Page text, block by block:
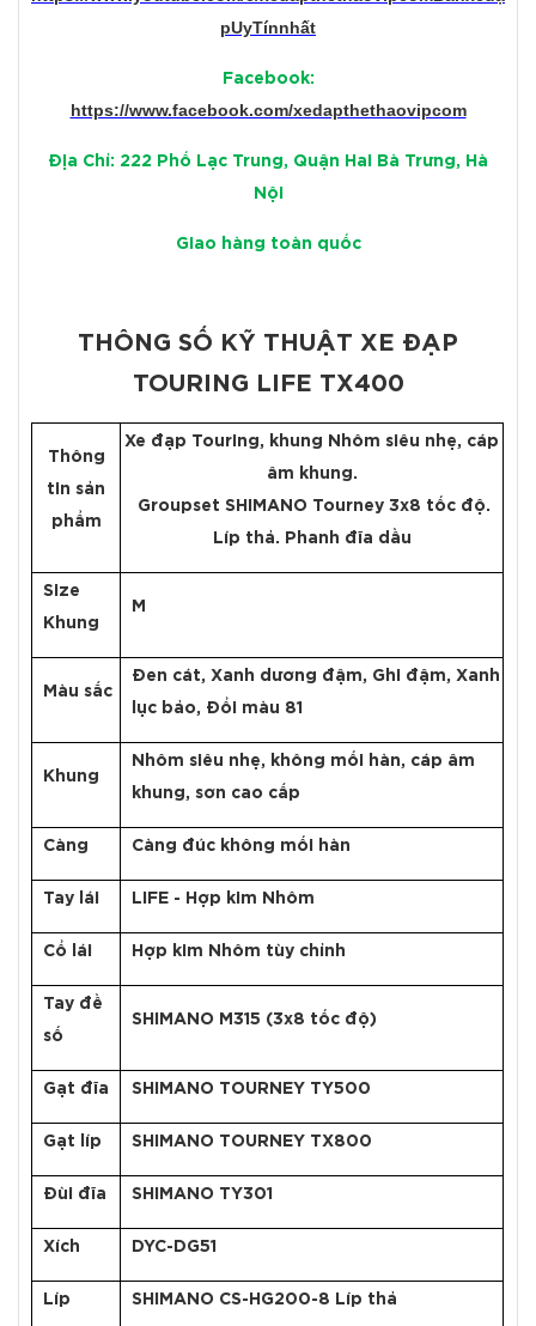
pUyTínnhất
Facebook:
https://www.facebook.com/xedapthethaovipcom
Địa Chỉ: 222 Phố Lạc Trung, Quận Hai Bà Trưng, Hà
Nội
Giao hàng toàn quốc
THÔNG SỐ KỸ THUẬT XE ĐẠP
TOURING LIFE TX400
Thông
tin sản
phẩm
Xe đạp Touring, khung Nhôm siêu nhẹ, cáp
âm khung.
Groupset SHIMANO Tourney 3x8 tốc độ.
Líp thả. Phanh đĩa dầu
Size
Khung
M
Màu sắc
Đen cát, Xanh dương đậm, Ghi đậm, Xanh
lục bảo, Đổi màu 81
Khung
Nhôm siêu nhẹ, không mối hàn, cáp âm
khung, sơn cao cấp
Càng Càng đúc không mối hàn
Tay lái LIFE - Hợp kim Nhôm
Cổ lái Hợp kim Nhôm tùy chỉnh
Tay đề
số
SHIMANO M315 (3x8 tốc độ)
Gạt đĩa SHIMANO TOURNEY TY500
Gạt líp SHIMANO TOURNEY TX800
Đùi đĩa SHIMANO TY301
Xích DYC-DG51
Líp SHIMANO CS-HG200-8 Líp thả